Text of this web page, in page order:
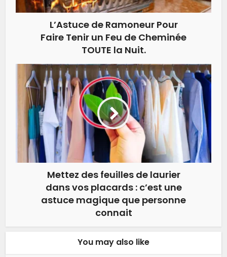
L’Astuce de Ramoneur Pour
Faire Tenir un Feu de Cheminée
TOUTE la Nuit.
Mettez des feuilles de laurier
dans vos placards : c’est une
astuce magique que personne
connait
You may also like